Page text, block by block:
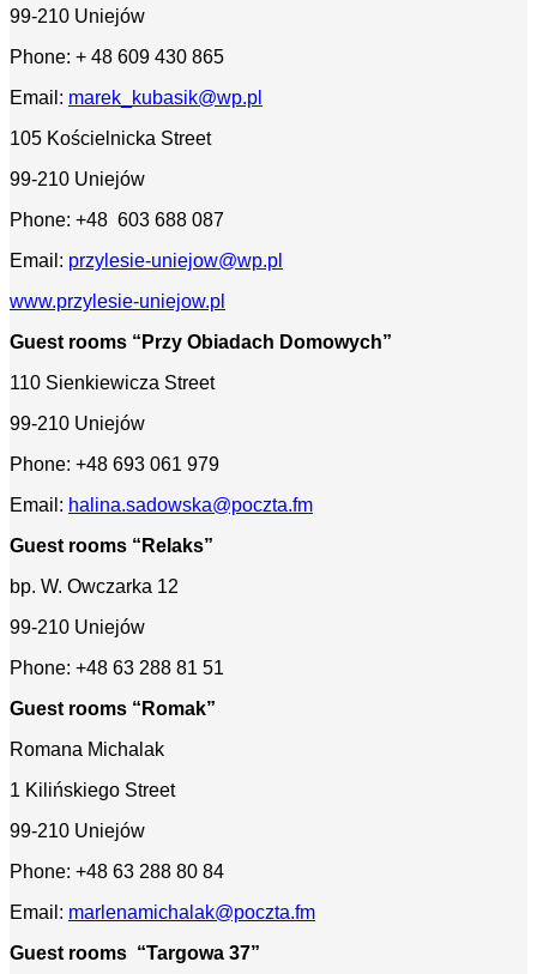
99-210 Uniejów
Phone: + 48 609 430 865
Email: marek_kubasik@wp.pl
105 Kościelnicka Street
99-210 Uniejów
Phone: +48 603 688 087
Email: przylesie-uniejow@wp.pl
www.przylesie-uniejow.pl
Guest rooms “Przy Obiadach Domowych”
110 Sienkiewicza Street
99-210 Uniejów
Phone: +48 693 061 979
Email: halina.sadowska@poczta.fm
Guest rooms “Relaks”
bp. W. Owczarka 12
99-210 Uniejów
Phone: +48 63 288 81 51
Guest rooms “Romak”
Romana Michalak
1 Kilińskiego Street
99-210 Uniejów
Phone: +48 63 288 80 84
Email: marlenamichalak@poczta.fm
Guest rooms “Targowa 37”